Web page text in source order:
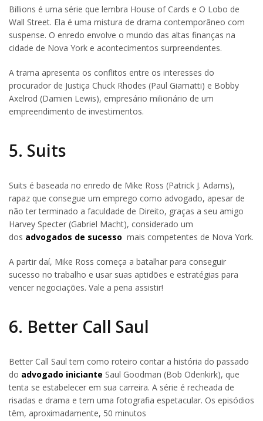
Billions é uma série que lembra House of Cards e O Lobo de
Wall Street. Ela é uma mistura de drama contemporâneo com
suspense. O enredo envolve o mundo das altas finanças na
cidade de Nova York e acontecimentos surpreendentes.
A trama apresenta os conflitos entre os interesses do
procurador de Justiça Chuck Rhodes (Paul Giamatti) e Bobby
Axelrod (Damien Lewis), empresário milionário de um
empreendimento de investimentos.
5. Suits
Suits é baseada no enredo de Mike Ross (Patrick J. Adams),
rapaz que consegue um emprego como advogado, apesar de
não ter terminado a faculdade de Direito, graças a seu amigo
Harvey Specter (Gabriel Macht), considerado um
dos advogados de sucesso mais competentes de Nova York.
A partir daí, Mike Ross começa a batalhar para conseguir
sucesso no trabalho e usar suas aptidões e estratégias para
vencer negociações. Vale a pena assistir!
6. Better Call Saul
Better Call Saul tem como roteiro contar a história do passado
do advogado iniciante Saul Goodman (Bob Odenkirk), que
tenta se estabelecer em sua carreira. A série é recheada de
risadas e drama e tem uma fotografia espetacular. Os episódios
têm, aproximadamente, 50 minutos